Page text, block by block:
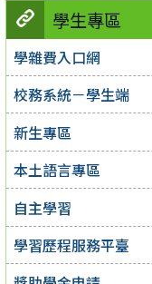
學生專區
學雜費入口網
校務系統－學生端
新生專區
本土語言專區
自主學習
學習歷程服務平臺